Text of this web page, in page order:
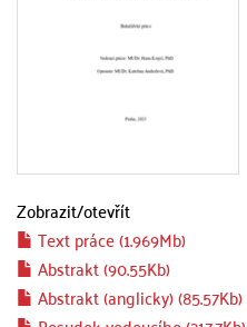
Zobrazit/otevřít
Text práce (1.969Mb)
Abstrakt (90.55Kb)
Abstrakt (anglicky) (85.57Kb)